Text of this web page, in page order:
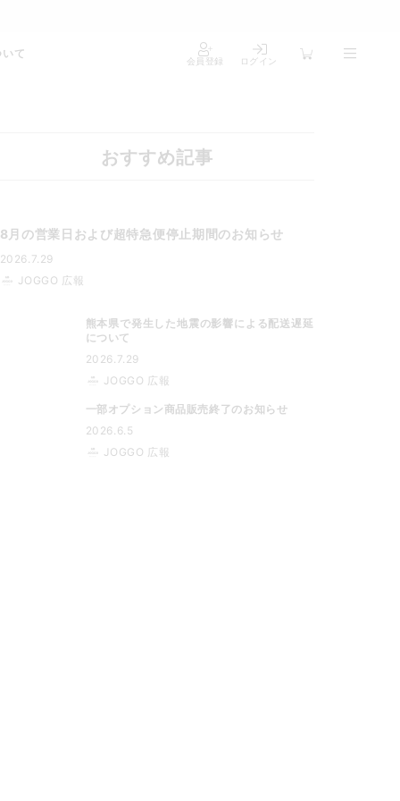
て
会員登録 ログイン
おすすめ記事
8月の営業日および超特急便停止期間のお知らせ
2026.7.29
JOGGO 広報
熊本県で発生した地震の影響による配送遅延
について
2026.7.29
JOGGO 広報
一部オプション商品販売終了のお知らせ
2026.6.5
JOGGO 広報